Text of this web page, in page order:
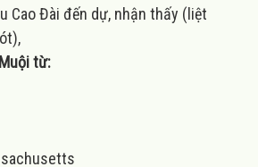
Cao Đài đến dự, nhận thấy (liệt
),
từ: